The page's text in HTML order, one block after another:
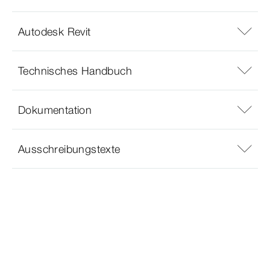
Autodesk Revit
Technisches Handbuch
Dokumentation
Ausschreibungstexte